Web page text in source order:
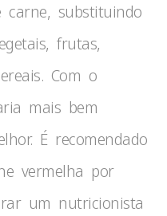
substituindo
frutas,
Com o
mais bem
É recomendado
vermelha por
um nutricionista